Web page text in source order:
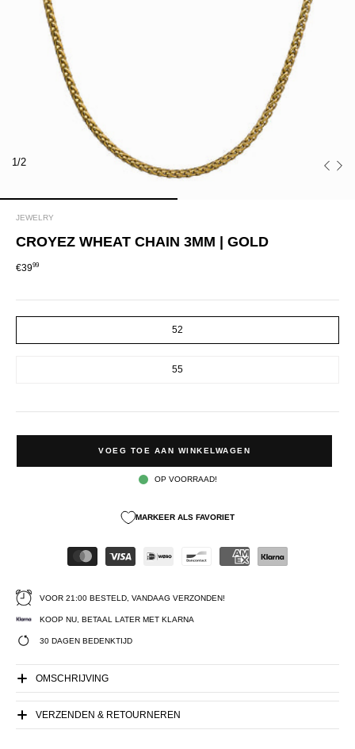
1/2
JEWELRY
CROYEZ WHEAT CHAIN 3MM | GOLD
€3999
SIZE
52
55
VOEG TOE AAN WINKELWAGEN
OP VOORRAAD!
MARKEER ALS FAVORIET
VOOR 21:00 BESTELD, VANDAAG VERZONDEN!
KOOP NU, BETAAL LATER MET KLARNA
30 DAGEN BEDENKTIJD
OMSCHRIJVING
VERZENDEN & RETOURNEREN